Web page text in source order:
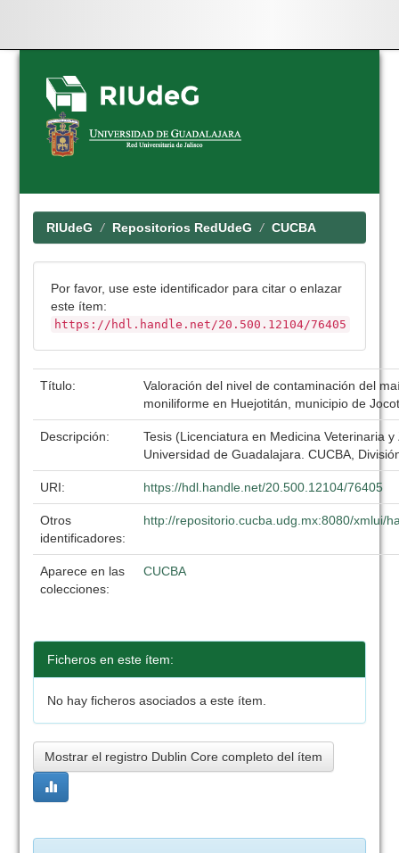
Skip
navigation
RIUdeG Repositorios RedUdeG CUCBA
Por favor, use este identificador para citar o enlazar
este ítem:
https://hdl.handle.net/20.500.12104/76405
Título:
Valoración del nivel de contaminación del
moniliforme en Huejotitán, municipio de
Descripción:
Tesis (Licenciatura en Medicina Veterinaria
Universidad de Guadalajara. CUCBA,
URI: https://hdl.handle.net/20.500.12104/76405
Otros
identificadores:
http://repositorio.cucba.udg.mx:8080/xmlui/
Aparece en las
colecciones:
CUCBA
Ficheros en este ítem:
No hay ficheros asociados a este ítem.
Mostrar el registro Dublin Core completo del ítem